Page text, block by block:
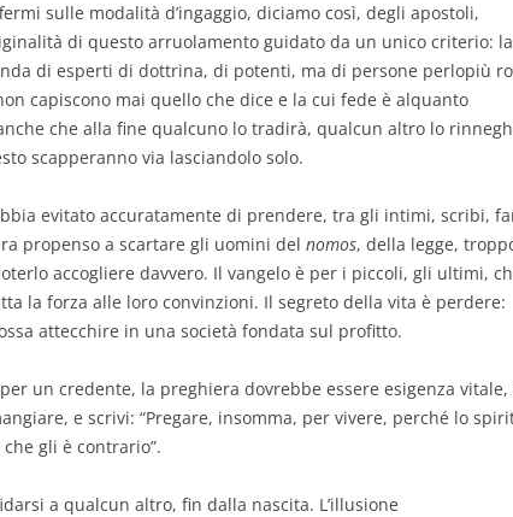
sulle modalità d’ingaggio, diciamo così, degli apostoli,
di questo arruolamento guidato da un unico criterio: la
di esperti di dottrina, di potenti, ma di persone perlopiù
capiscono mai quello che dice e la cui fede è alquanto
che alla fine qualcuno lo tradirà, qualcun altro lo
scapperanno via lasciandolo solo.
evitato accuratamente di prendere, tra gli intimi, scribi,
propenso a scartare gli uomini del nomos, della legge,
accogliere davvero. Il vangelo è per i piccoli, gli ultimi,
la forza alle loro convinzioni. Il segreto della vita è perdere:
attecchire in una società fondata sul profitto.
un credente, la preghiera dovrebbe essere esigenza vitale,
e scrivi: “Pregare, insomma, per vivere, perché lo
gli è contrario”.
a qualcun altro, fin dalla nascita. L’illusione